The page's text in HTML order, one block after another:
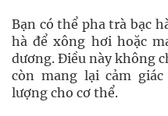
Bạn có thể pha trà bạc
hà để xông hơi hoặc
dương. Điều này không
còn mang lại cảm
lượng cho cơ thể.